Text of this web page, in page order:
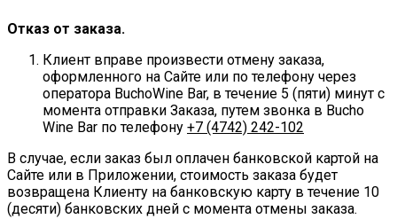
Отказ от заказа.
Клиент вправе произвести отмену заказа,
оформленного на Сайте или по телефону через
оператора BuchoWine Bar, в течение 5 (пяти) минут с
момента отправки Заказа, путем звонка в Bucho
Wine Bar по телефону +7 (4742) 242-102
В случае, если заказ был оплачен банковской картой на
Сайте или в Приложении, стоимость заказа будет
возвращена Клиенту на банковскую карту в течение 10
(десяти) банковских дней с момента отмены заказа.